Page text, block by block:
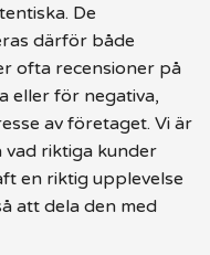
De
därför både
ofta recensioner på
eller för negativa,
av företaget. Vi är
vad riktiga kunder
en riktig upplevelse
att dela den med